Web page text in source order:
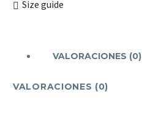
Size guide
VALORACIONES (0)
VALORACIONES (0)